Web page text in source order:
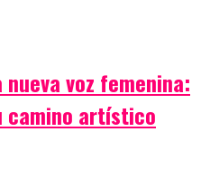
voz femenina:
camino artístico